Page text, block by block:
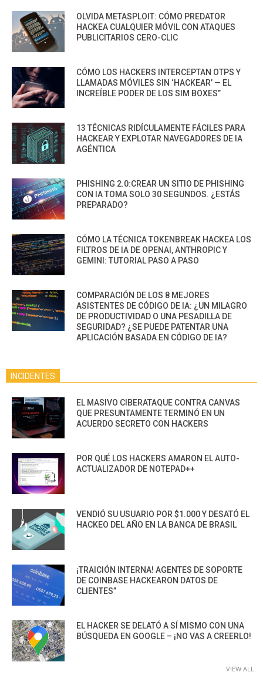
OLVIDA METASPLOIT: CÓMO PREDATOR
HACKEA CUALQUIER MÓVIL CON ATAQUES
PUBLICITARIOS CERO-CLIC
CÓMO LOS HACKERS INTERCEPTAN OTPS Y
LLAMADAS MÓVILES SIN ‘HACKEAR’ — EL
INCREÍBLE PODER DE LOS SIM BOXES”
13 TÉCNICAS RIDÍCULAMENTE FÁCILES PARA
HACKEAR Y EXPLOTAR NAVEGADORES DE IA
AGÉNTICA
PHISHING 2.0:CREAR UN SITIO DE PHISHING
CON IA TOMA SOLO 30 SEGUNDOS. ¿ESTÁS
PREPARADO?
CÓMO LA TÉCNICA TOKENBREAK HACKEA LOS
FILTROS DE IA DE OPENAI, ANTHROPIC Y
GEMINI: TUTORIAL PASO A PASO
COMPARACIÓN DE LOS 8 MEJORES
ASISTENTES DE CÓDIGO DE IA: ¿UN MILAGRO
DE PRODUCTIVIDAD O UNA PESADILLA DE
SEGURIDAD? ¿SE PUEDE PATENTAR UNA
APLICACIÓN BASADA EN CÓDIGO DE IA?
INCIDENTES
EL MASIVO CIBERATAQUE CONTRA CANVAS
QUE PRESUNTAMENTE TERMINÓ EN UN
ACUERDO SECRETO CON HACKERS
POR QUÉ LOS HACKERS AMARON EL AUTO-
ACTUALIZADOR DE NOTEPAD++
VENDIÓ SU USUARIO POR $1.000 Y DESATÓ EL
HACKEO DEL AÑO EN LA BANCA DE BRASIL
¡TRAICIÓN INTERNA! AGENTES DE SOPORTE
DE COINBASE HACKEARON DATOS DE
CLIENTES”
EL HACKER SE DELATÓ A SÍ MISMO CON UNA
BÚSQUEDA EN GOOGLE – ¡NO VAS A CREERLO!
VIEW ALL